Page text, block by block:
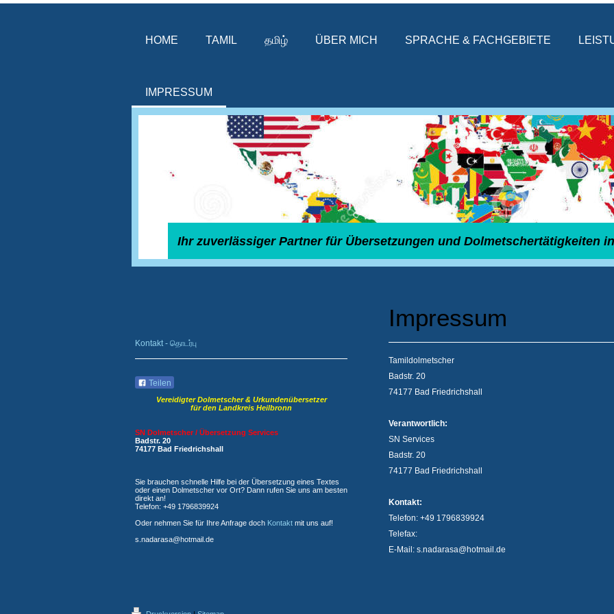
HOME TAMIL தமிழ் ÜBER MICH SPRACHE & FACHGEBIETE
IMPRESSUM
Ihr zuverlässiger Partner für Übersetzungen und Dolmetschertätigkeiten
Impressum
Tamildolmetscher
Badstr. 20
74177 Bad Friedrichshall
Verantwortlich:
SN Services
Badstr. 20
74177 Bad Friedrichshall
Kontakt:
Telefon: +49 1796839924
Telefax:
E-Mail: s.nadarasa@hotmail.de
Kontakt - தொடர்பு
Teilen
Vereidigter Dolmetscher & Urkundenübersetzer
für den Landkreis Heilbronn
SN Dolmetscher / Übersetzung Services
Badstr. 20
74177 Bad Friedrichshall
Sie brauchen schnelle Hilfe bei der Übersetzung eines Textes
oder einen Dolmetscher vor Ort? Dann rufen Sie uns am besten
direkt an!
Telefon: +49 1796839924
Oder nehmen Sie für Ihre Anfrage doch Kontakt mit uns auf!
s.nadarasa@hotmail.de